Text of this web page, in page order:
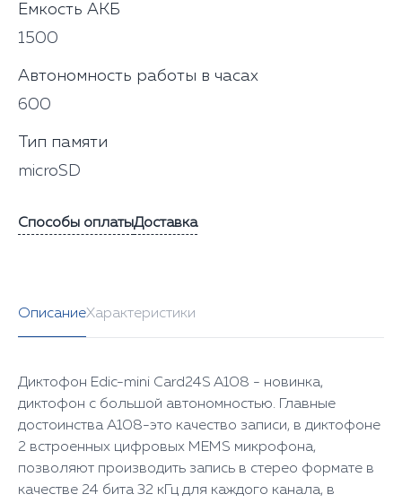
Емкость АКБ
1500
Автономность работы в часах
600
Тип памяти
microSD
Способы оплатыДоставка
ОписаниеХарактеристики
Диктофон Edic-mini Card24S A108 - новинка,
диктофон с большой автономностью. Главные
достоинства А108-это качество записи, в диктофоне
2 встроенных цифровых MEMS микрофона,
позволяют производить запись в стерео формате в
качестве 24 бита 32 кГц для каждого канала, в